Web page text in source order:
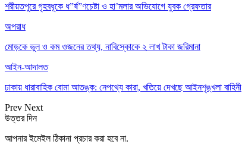
শরীয়তপুরে গৃহবধূকে ধ”র্ষ”ণচেষ্টা ও হা’মলার অভিযোগে যুবক গ্রেফতার
অপরাধ
মোড়কে ভুল ও কম ওজনের তথ্য, নাবিস্কোকে ২ লাখ টাকা জরিমানা
আইন-আদালত
ঢাকায় ধারাবাহিক বোমা আতঙ্ক: নেপথ্যে কারা, খতিয়ে দেখছে আইনশৃঙ্খলা বাহিনী
Prev Next
উত্তর দিন
আপনার ইমেইল ঠিকানা প্রচার করা হবে না.